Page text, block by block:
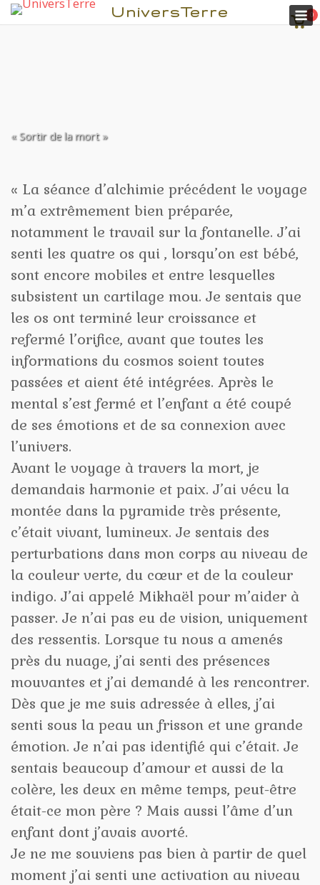
Aller
UniversTerre
Voir
0
« Sortir de la mort »
« La séance d’alchimie précédent le voyage
m’a extrêmement bien préparée,
notamment le travail sur la fontanelle. J’ai
senti les quatre os qui , lorsqu’on est bébé,
sont encore mobiles et entre lesquelles
subsistent un cartilage mou. Je sentais que
les os ont terminé leur croissance et
refermé l’orifice, avant que toutes les
informations du cosmos soient toutes
passées et aient été intégrées. Après le
mental s’est fermé et l’enfant a été coupé
de ses émotions et de sa connexion avec
l’univers.
Avant le voyage à travers la mort, je
demandais harmonie et paix. J’ai vécu la
montée dans la pyramide très présente,
c’était vivant, lumineux. Je sentais des
perturbations dans mon corps au niveau de
la couleur verte, du cœur et de la couleur
indigo. J’ai appelé Mikhaël pour m’aider à
passer. Je n’ai pas eu de vision, uniquement
des ressentis. Lorsque tu nous a amenés
près du nuage, j’ai senti des présences
mouvantes et j’ai demandé à les rencontrer.
Dès que je me suis adressée à elles, j’ai
senti sous la peau un frisson et une grande
émotion. Je n’ai pas identifié qui c’était. Je
sentais beaucoup d’amour et aussi de la
colère, les deux en même temps, peut-être
était-ce mon père ? Mais aussi l’âme d’un
enfant dont j’avais avorté.
Je ne me souviens pas bien à partir de quel
moment j’ai senti une activation au niveau